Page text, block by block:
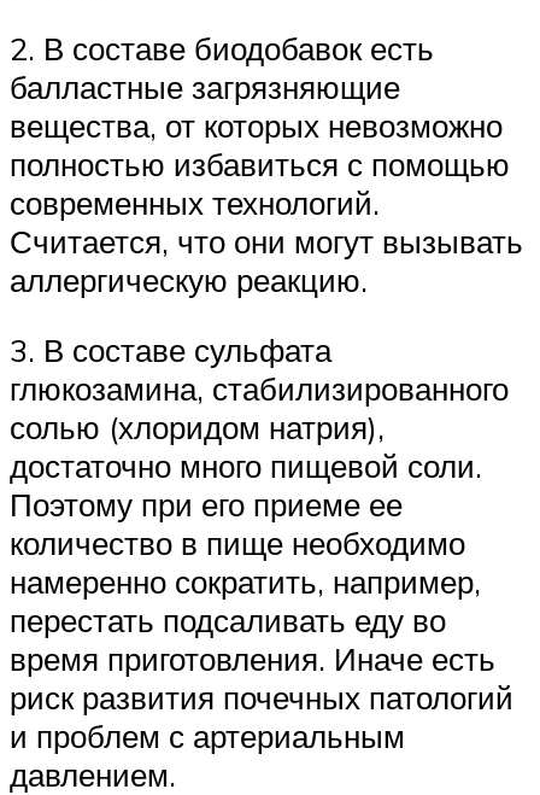
2. В составе биодобавок есть
балластные загрязняющие
вещества, от которых невозможно
полностью избавиться с помощью
современных технологий.
Считается, что они могут вызывать
аллергическую реакцию.
3. В составе сульфата
глюкозамина, стабилизированного
солью (хлоридом натрия),
достаточно много пищевой соли.
Поэтому при его приеме ее
количество в пище необходимо
намеренно сократить, например,
перестать подсаливать еду во
время приготовления. Иначе есть
риск развития почечных патологий
и проблем с артериальным
давлением.